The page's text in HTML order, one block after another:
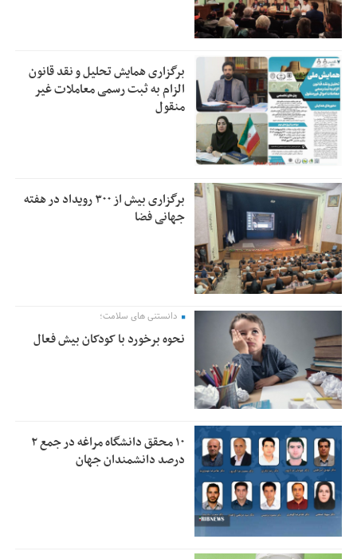
برگزاری همایش تحلیل و نقد قانون
الزام به ثبت رسمی معاملات غیر
منقول
برگزاری بیش از ۳۰۰ رویداد در هفته
جهانی فضا
دانستنی های سلامت؛
نحوه برخورد با کودکان بیش فعال
۱۰ محقق دانشگاه مراغه در جمع ۲
درصد دانشمندان جهان